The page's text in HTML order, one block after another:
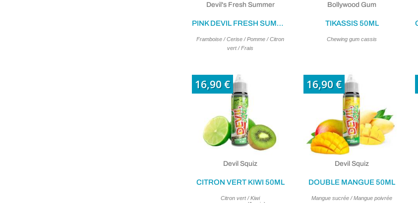
Devil's Fresh Summer
PINK DEVIL FRESH SUMMER 50ML
Framboise / Cerise / Pomme / Citron
vert / Frais
Bollywood Gum
TIKASSIS 50ML
Chewing gum cassis
16,90 €
Devil Squiz
CITRON VERT KIWI 50ML
Citron vert / Kiwi
16,90 €
Devil Squiz
DOUBLE MANGUE 50ML
Mangue sucrée / Mangue poivrée